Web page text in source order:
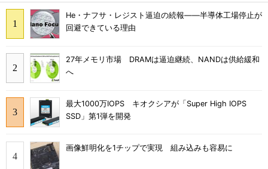
He・ナフサ・レジスト逼迫の続報――半導体工場停止が
回避できている理由
27年メモリ市場 DRAMは逼迫継続、NANDは供給緩和
へ
最大1000万IOPS キオクシアが「Super High IOPS
SSD」第1弾を開発
画像鮮明化を1チップで実現 組み込みも容易に